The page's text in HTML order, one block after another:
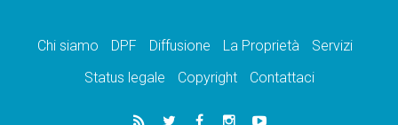
Chi siamo DPF Diffusione La Proprietà
Servizi
Status legale
Copyright Contattaci